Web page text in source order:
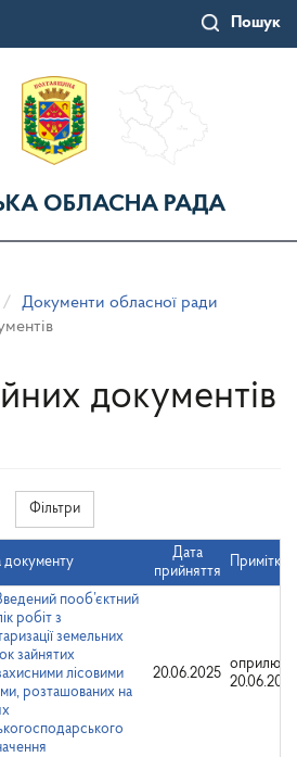
Пошук
ОБЛАСНА РАДА
Документи обласної ради
документів
Фільтри
документу
Дата
прийняття
Примітки
пооб’єктний
робіт з
земельних
зайнятих
лісовими
розташованих на
20.06.2025
20.06.2025